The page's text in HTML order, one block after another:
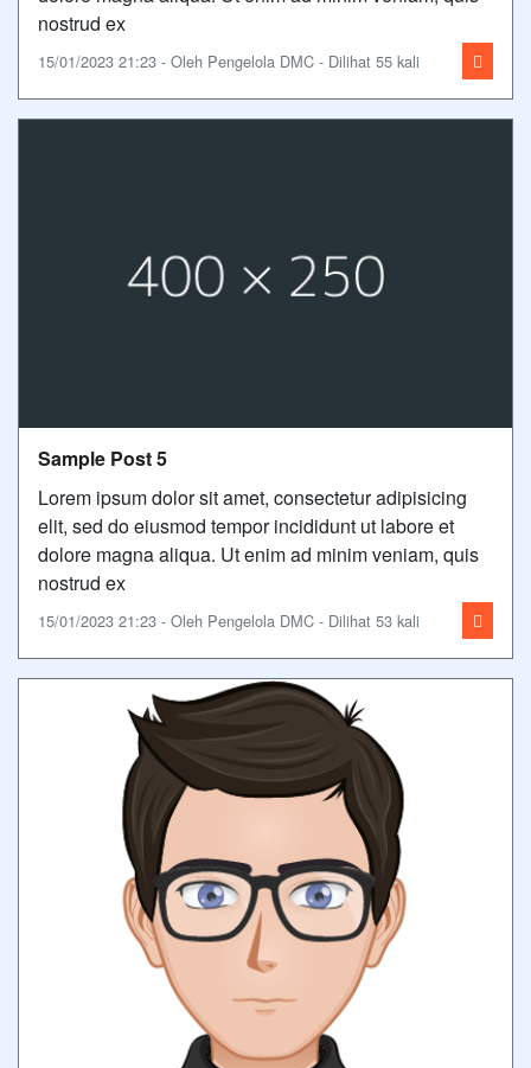
nostrud ex
15/01/2023 21:23 - Oleh Pengelola DMC - Dilihat 55 kali
Sample Post 5
Lorem ipsum dolor sit amet, consectetur adipisicing
elit, sed do eiusmod tempor incididunt ut labore et
dolore magna aliqua. Ut enim ad minim veniam, quis
nostrud ex
15/01/2023 21:23 - Oleh Pengelola DMC - Dilihat 53 kali